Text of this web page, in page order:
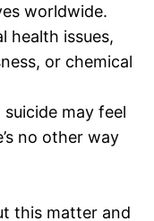
worldwide.
health issues,
or chemical
may feel
no other way
this matter and